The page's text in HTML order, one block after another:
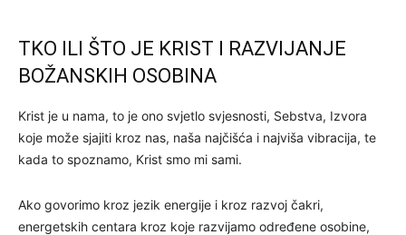
TKO ILI ŠTO JE KRIST I RAZVIJANJE
BOŽANSKIH OSOBINA
Krist je u nama, to je ono svjetlo svjesnosti, Sebstva, Izvora
koje može sjajiti kroz nas, naša najčišća i najviša vibracija, te
kada to spoznamo, Krist smo mi sami.
Ako govorimo kroz jezik energije i kroz razvoj čakri,
energetskih centara kroz koje razvijamo određene osobine,